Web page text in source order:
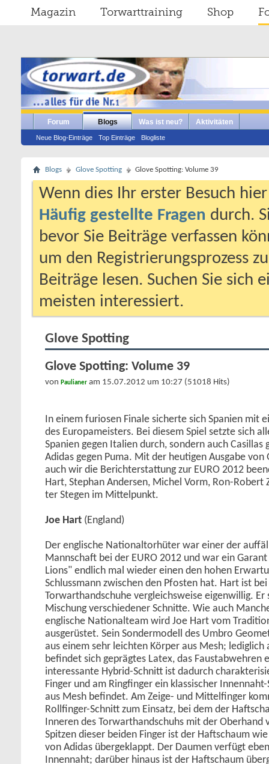
Magazin Torwarttraining Shop
Forum Blogs
Neue Blog-Einträge Top Einträge Blogliste
Was ist neu? Aktivitäten
Blogs Glove Spotting Glove Spotting: Volume 39
Wenn dies Ihr erster Besuch
Häufig gestellte Fragen durch.
bevor Sie Beiträge verfassen
um den Registrierungsprozess
Beiträge lesen. Suchen Sie sich
meisten interessiert.
Glove Spotting
Glove Spotting: Volume 39
von Paulianer am 15.07.2012 um 10:27 (51018 Hits)
In einem furiosen Finale sicherte sich Spanien mit
des Europameisters. Bei diesem Spiel setzte sich
Spanien gegen Italien durch, sondern auch Casillas
Adidas gegen Puma. Mit der heutigen Ausgabe
auch wir die Berichterstattung zur EURO 2012
Hart, Stephan Andersen, Michel Vorm, Ron-Robert
ter Stegen im Mittelpunkt.
Joe Hart (England)
Der englische Nationaltorhüter war einer der
Mannschaft bei der EURO 2012 und war ein
Lions" endlich mal wieder einen den hohen
Schlussmann zwischen den Pfosten hat. Hart ist
Torwarthandschuhe vergleichsweise eigenwillig. Er
Mischung verschiedener Schnitte. Wie auch
englische Nationalteam wird Joe Hart vom
ausgerüstet. Sein Sondermodell des Umbro
aus einem sehr leichten Körper aus Mesh; lediglich
befindet sich geprägtes Latex, das Faustabwehren
interessante Hybrid-Schnitt ist dadurch
Finger und am Ringfinger ein klassischer
aus Mesh befindet. Am Zeige- und Mittelfinger
Rollfinger-Schnitt zum Einsatz, bei dem der
Inneren des Torwarthandschuhs mit der Oberhand
Spitzen dieser beiden Finger ist der Haftschaum
von Adidas übergeklappt. Der Daumen verfügt
Innennaht; darüber hinaus ist der Haftschaum